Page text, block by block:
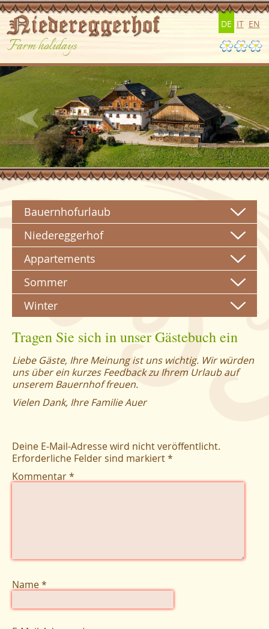
DE IT EN
Farm holidays
Bauernhofurlaub
Niedereggerhof
Appartements
Sommer
Winter
Tragen Sie sich in unser Gästebuch ein
Liebe Gäste, Ihre Meinung ist uns wichtig. Wir würden
uns über ein kurzes Feedback zu Ihrem Urlaub auf
unserem Bauernhof freuen.
Vielen Dank, Ihre Familie Auer
Deine E-Mail-Adresse wird nicht veröffentlicht.
Erforderliche Felder sind markiert*
Kommentar
Name*